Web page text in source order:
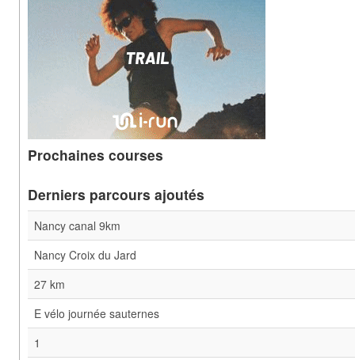
Prochaines courses
Derniers parcours ajoutés
Nancy canal 9km
Nancy Croix du Jard
27 km
E vélo journée sauternes
1